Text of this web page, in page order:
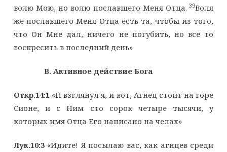
волю Мою, но волю пославшего Меня Отца. 39Воля
же пославшего Меня Отца есть та, чтобы из того,
что Он Мне дал, ничего не погубить, но все то
воскресить в последний день»
B. Активное действие Бога
Откр.14:1 «И взглянул я, и вот, Агнец стоит на горе
Сионе, и с Ним сто сорок четыре тысячи, у
которых имя Отца Его написано на челах»
Лук.10:3«Идите! Я посылаю вас, как агнцев среди